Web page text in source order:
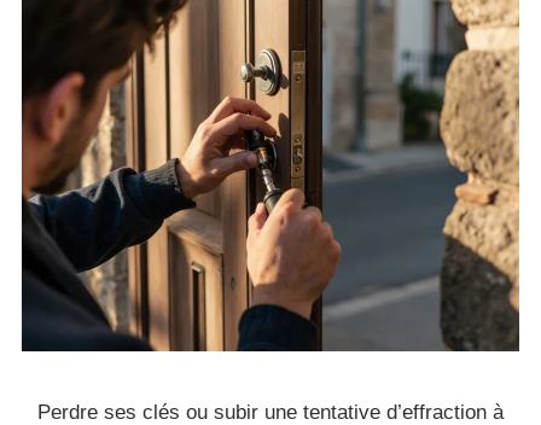
Perdre ses clés ou subir une tentative d’effraction à